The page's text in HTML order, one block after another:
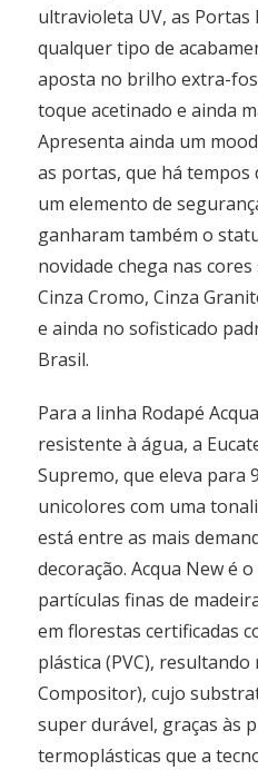
ultravioleta UV, as Portas
qualquer tipo de
aposta no brilho extra-
toque acetinado e ainda
Apresenta ainda um
as portas, que há tempos
um elemento de
ganharam também o
novidade chega nas
Cinza Cromo, Cinza
e ainda no sofisticado
Brasil.
Para a linha Rodapé
resistente à água, a
Supremo, que eleva para
unicolores com uma
está entre as mais
decoração. Acqua New é
partículas finas de
em florestas certificadas
plástica (PVC),
Compositor), cujo
super durável, graças às
termoplásticas que a